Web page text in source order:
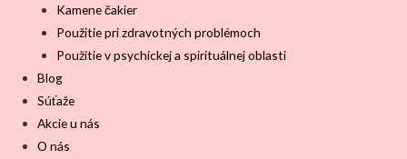
Kamene čakier
Použitie pri zdravotných problémoch
Použitie v psychickej a spirituálnej oblasti
Blog
Súťaže
Akcie u nás
O nás